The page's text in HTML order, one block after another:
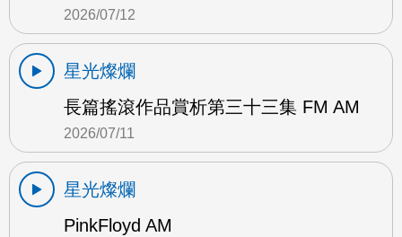
2026/07/12
星光燦爛
長篇搖滾作品賞析第三十三集 FM AM
2026/07/11
星光燦爛
PinkFloyd AM